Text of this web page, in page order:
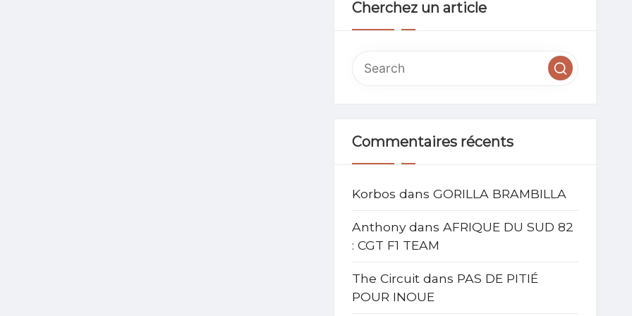
Cherchez un article
Commentaires récents
Korbos dans GORILLA BRAMBILLA
Anthonydans AFRIQUE DU SUD 82
: CGT F1 TEAM
The Circuit dans PAS DE PITIÉ
POUR INOUE